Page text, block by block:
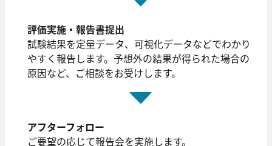
評価実施・報告書提出
試験結果を定量データ、可視化データなどでわかり
やすく報告します。予想外の結果が得られた場合の
原因など、ご相談をお受けします。
アフターフォロー
ご要望の応じて報告会を実施します。